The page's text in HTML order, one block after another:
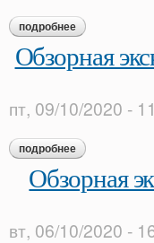
подробнее о экскурсия
Обзорная
пт, 09/10/2020 -
подробнее о обзорная
Обзорная
вт, 06/10/2020 -